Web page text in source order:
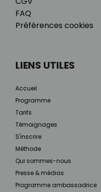
FAQ
Préférences cookies
LIENS UTILES
Accueil
Programme
Tarifs
Témoignages
S'inscrire
Méthode
Qui sommes-nous
Presse & médias
Programme ambassadrice